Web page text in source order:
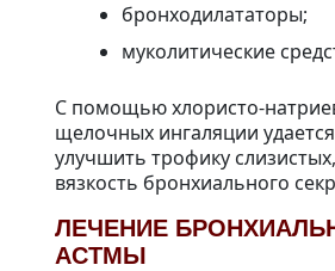
бронходилататоры;
муколитические
С помощью хлористо-
щелочных ингаляции
улучшить трофику
вязкость бронхиального
ЛЕЧЕНИЕ
АСТМЫ